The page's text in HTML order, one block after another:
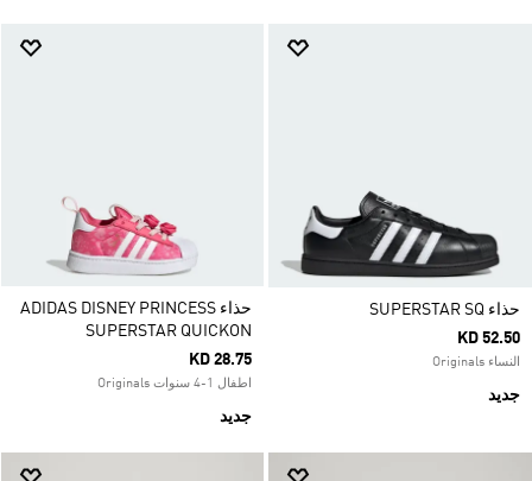
حذاء SUPERSTAR SQ
KD 52.50
النساء Originals
جديد
حذاء ADIDAS DISNEY PRINCESS
SUPERSTAR QUICKON
KD 28.75
اطفال 1-4 سنوات Originals
جديد